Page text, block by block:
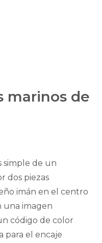
marinos de
simple de un
dos piezas
imán en el centro
una imagen
código de color
para el encaje